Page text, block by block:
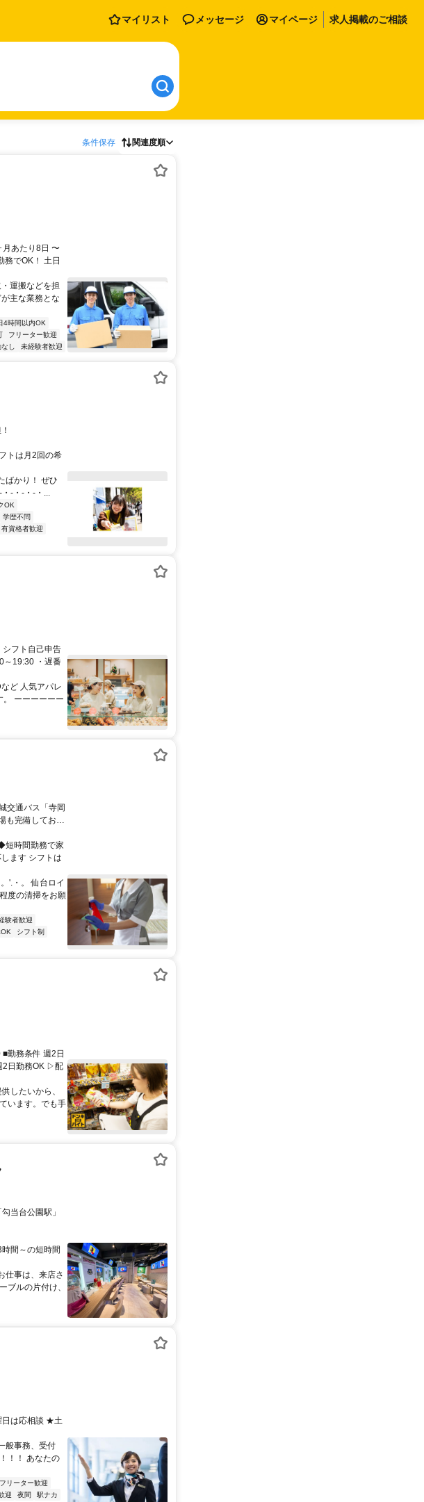
マイリスト メッセージ マイページ 求人掲載のご相談
条件保存 関連度順
あたり8日 〜
でOK！ 土日
運搬などを担
主な業務とな
4時間以内OK
フリーター歓迎
し 未経験者歓迎
トは月2回の希
ばかり！ ぜひ
-・-・-・...
OK
学歴不問
有資格者歓迎
シフト自己申告
～19:30 ・遅番
ど 人気アパレ
。 ーーーーーー
短時間勤務で家
ます シフトは
'.・。 仙台ロイ
度の清掃をお願
験者歓迎
シフト制
勤務条件 週2日
2日勤務OK ▷配
したいから、
います。でも手
間～の短時間
仕事は、来店さ
ブルの片付け、
日は応相談 ★土
般事務、受付
！！ あなたの
フリーター歓迎
迎 夜間
駅ナカ